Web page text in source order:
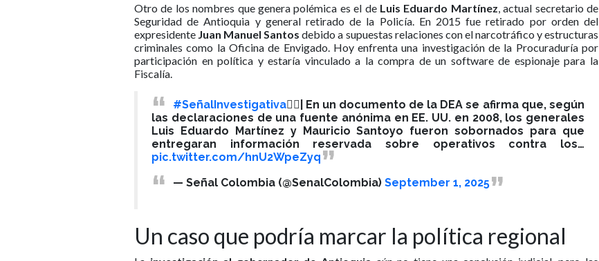
Otro de los nombres que genera polémica es el de Luis Eduardo Martínez , actual secretario de
Seguridad de Antioquia y general retirado de la Policía. En 2015 fue retirado por orden del
expresidente Juan Manuel Santos debido a supuestas relaciones con el narcotráfico y estructuras
criminales como la Oficina de Envigado. Hoy enfrenta una investigación de la Procuraduría por
participación en política y estaría vinculado a la compra de un software de espionaje para la
Fiscalía.
#SeñalInvestigativa🕵️‍♂️| En un documento de la DEA se afirma que, según
las declaraciones de una fuente anónima en EE. UU. en 2008, los generales
Luis Eduardo Martínez y Mauricio Santoyo fueron sobornados para que
entregaran información reservada sobre operativos contra los…
pic.twitter.com/hnU2WpeZyq
— Señal Colombia (@SenalColombia) September 1, 2025
Un caso que podría marcar la política regional